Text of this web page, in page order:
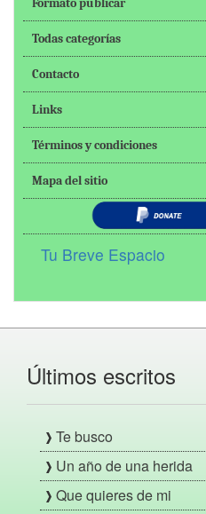
Formato publicar
Todas categorías
Contacto
Links
Términos y condiciones
Mapa del sitio
Tu Breve Espacio
Últimos escritos
Te busco
Un año de una herida
Que quieres de mi